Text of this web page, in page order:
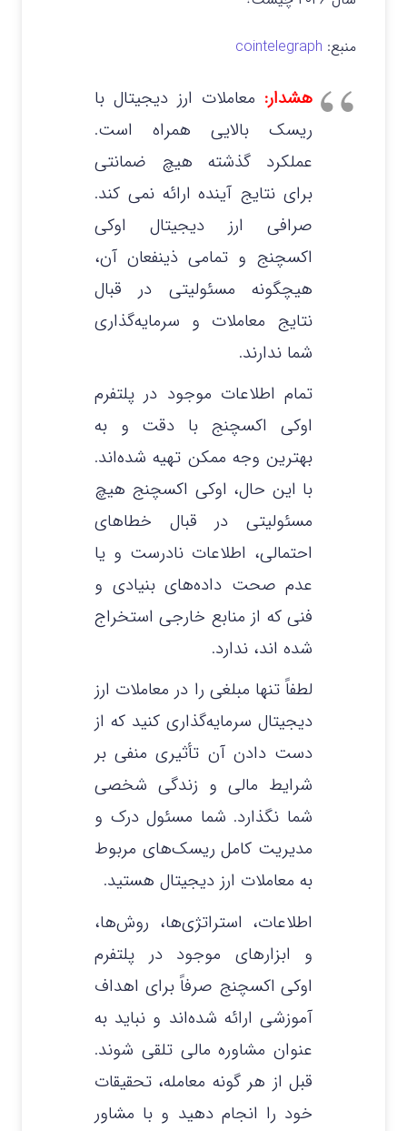
منبع: cointelegraph
هشدار: معاملات ارز دیجیتال با
ریسک بالایی همراه است.
عملکرد گذشته هیچ ضمانتی
برای نتایج آینده ارائه نمی‌ کند.
صرافی ارز دیجیتال اوکی
اکسچنج و تمامی ذینفعان آن،
هیچگونه مسئولیتی در قبال
نتایج معاملات و سرمایه‌گذاری
شما ندارند.
تمام اطلاعات موجود در پلتفرم
اوکی اکسچنج با دقت و به
بهترین وجه ممکن تهیه شده‌اند.
با این حال، اوکی اکسچنج هیچ
مسئولیتی در قبال خطاهای
احتمالی، اطلاعات نادرست و یا
عدم صحت داده‌های بنیادی و
فنی که از منابع خارجی استخراج
شده‌ اند، ندارد.
لطفاً تنها مبلغی را در معاملات ارز
دیجیتال سرمایه‌گذاری کنید که از
دست دادن آن تأثیری منفی بر
شرایط مالی و زندگی شخصی
شما نگذارد. شما مسئول درک و
مدیریت کامل ریسک‌های مربوط
به معاملات ارز دیجیتال هستید.
اطلاعات، استراتژی‌ها، روش‌ها،
و ابزارهای موجود در پلتفرم
اوکی اکسچنج صرفاً برای اهداف
آموزشی ارائه شده‌اند و نباید به
عنوان مشاوره مالی تلقی شوند.
قبل از هر گونه معامله، تحقیقات
خود را انجام دهید و با مشاور